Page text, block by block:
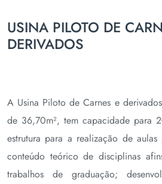
USINA PILOTO DE
DERIVADOS
A Usina Piloto de Carnes e
de 36,70m², tem capacidade para
estrutura para a realização de aulas
conteúdo teórico de disciplinas
trabalhos de graduação;